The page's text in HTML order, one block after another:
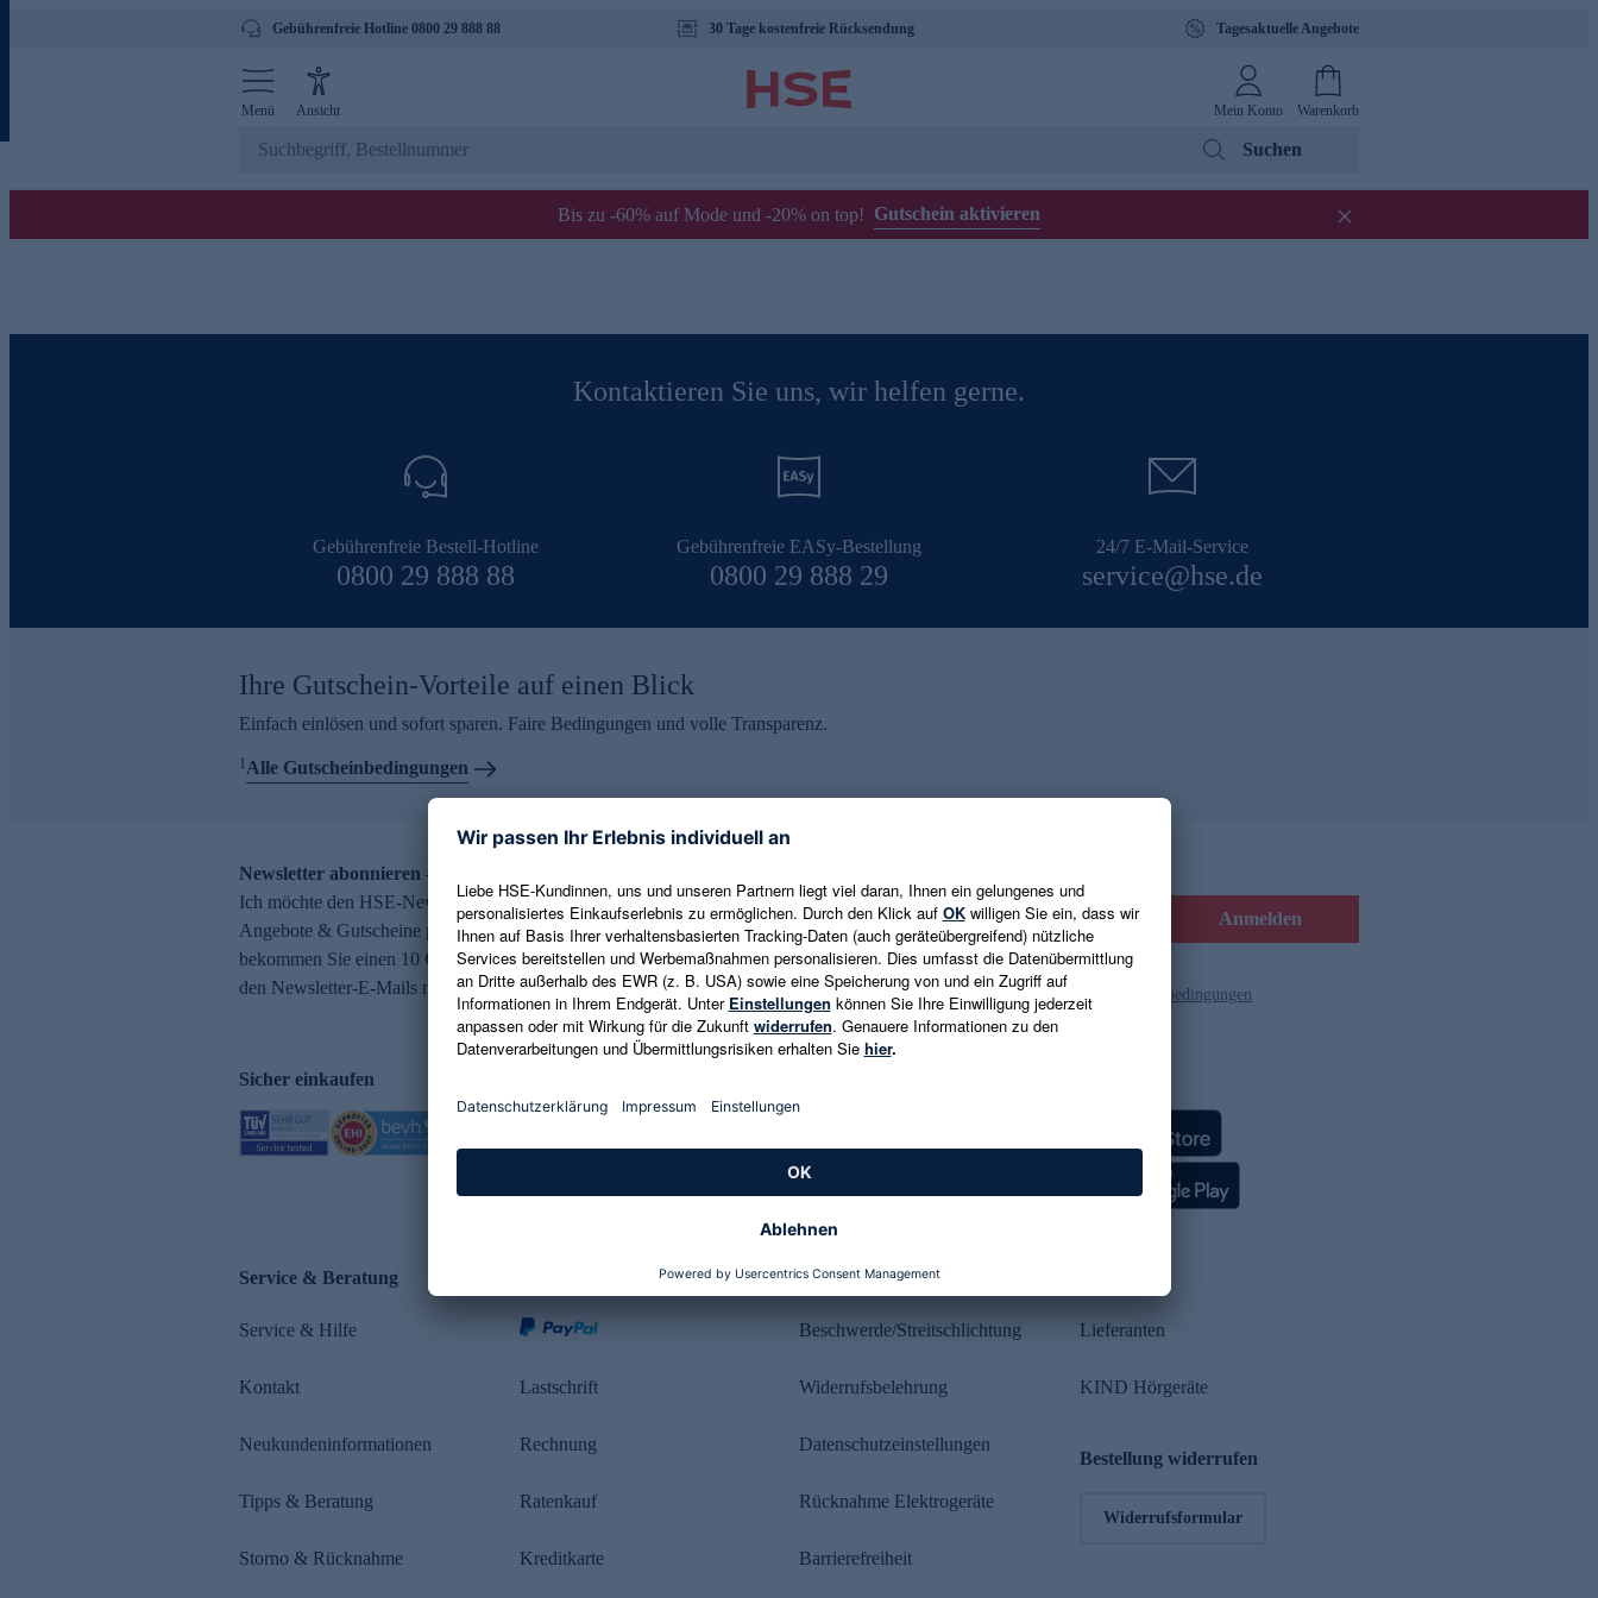
Gebührenfreie Hotline 0800 29 888 88 30 Tage kostenfreie Rücksendung Tagesaktuelle Angebote
Menü Ansicht Mein Konto Warenkorb
Suchen
Bis zu -60% auf Mode und -20% on top! Gutschein aktivieren
Kontaktieren Sie uns, wir helfen gerne.
Gebührenfreie Bestell-Hotline
0800 29 888 88
Gebührenfreie EASy-Bestellung
0800 29 888 29
24/7 E-Mail-Service
service@hse.de
Ihre Gutschein-Vorteile auf einen Blick
Einfach einlösen und sofort sparen. Faire Bedingungen und volle Transparenz.
1Alle Gutscheinbedingungen
Newsletter abonnieren – 10 € Gutschein erhalten
Ich möchte den HSE-Newsletter abonnieren und aktuelle Trends,
Angebote & Gutscheine per E-Mail erhalten. Als Dankeschön
bekommen Sie einen 10 € Gutschein. Eine Abmeldung ist jederzeit in
den Newsletter-E-Mails möglich.
E-Mail-Adresse eingeben Anmelden
Es gelten die Datenschutzrichtlinien und die Gutscheinbedingungen
Sicher einkaufen
Service & Beratung
Service & Hilfe
Kontakt
Neukundeninformationen
Tipps & Beratung
Storno & Rücknahme
Lastschrift
Rechnung
Ratenkauf
Kreditkarte
Rechtliches
Beschwerde/Streitschlichtung
Widerrufsbelehrung
Datenschutzeinstellungen
Rücknahme Elektrogeräte
Barrierefreiheit
Lieferanten
KIND Hörgeräte
Bestellung widerrufen
Widerrufsformular